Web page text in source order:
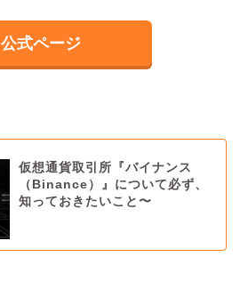
公式ページ
仮想通貨取引所『バイナンス
（Binance）』について必ず、
知っておきたいこと〜